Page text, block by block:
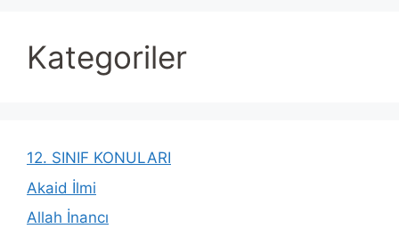
Kategoriler
12. SINIF KONULARI
Akaid İlmi
Allah İnancı